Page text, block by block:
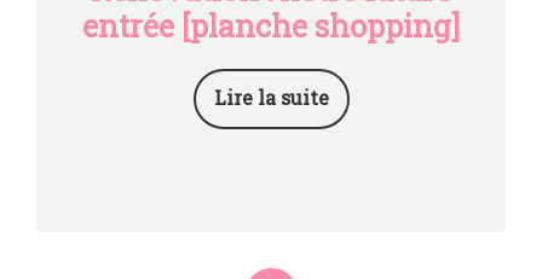
entrée [planche shopping]
Lire la suite